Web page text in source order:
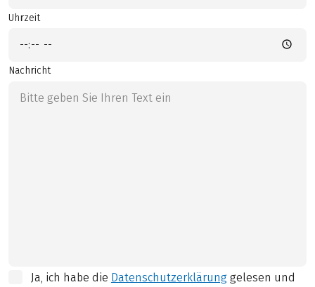
Uhrzeit
Nachricht
Ja, ich habe die Datenschutzerklärung gelesen und